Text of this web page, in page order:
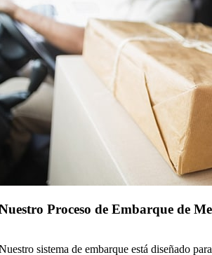
Proceso de Embarque de
sistema de embarque está diseñado